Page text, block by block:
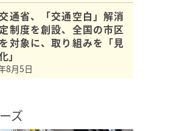
通省、「交通空白」解消
制度を創設、全国の市区
対象に、取り組みを「見
」
8月5日
ズ